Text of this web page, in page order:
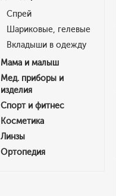
Спрей
Шариковые, гелевые
Вкладыши в одежду
Мама и малыш
Мед. приборы и
изделия
Спорт и фитнес
Косметика
Линзы
Ортопедия